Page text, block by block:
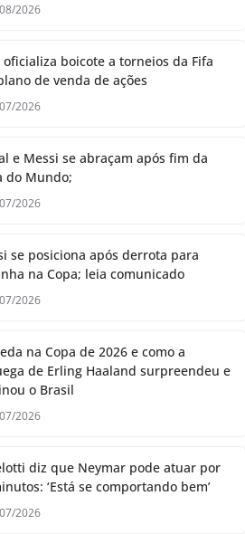
2026
oficializa boicote a torneios da Fifa
de venda de ações
2026
e Messi se abraçam após fim da
do Mundo;
2026
se posiciona após derrota para
na Copa; leia comunicado
2026
na Copa de 2026 e como a
de Erling Haaland surpreendeu e
o Brasil
2026
diz que Neymar pode atuar por
‘Está se comportando bem’
2026